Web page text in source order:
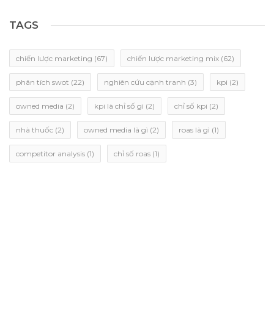
TAGS
chiến lược marketing (67) chiến lược marketing mix (62)
phân tích swot (22) nghiên cứu cạnh tranh (3) kpi (2)
owned media (2) kpi là chỉ số gì (2) chỉ số kpi (2)
nhà thuốc (2) owned media là gì (2) roas là gì (1)
competitor analysis (1) chỉ số roas (1)